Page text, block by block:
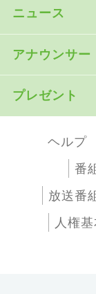
ニュース
アナウンサー
プレゼント
ヘルプ
番
放送番
人権